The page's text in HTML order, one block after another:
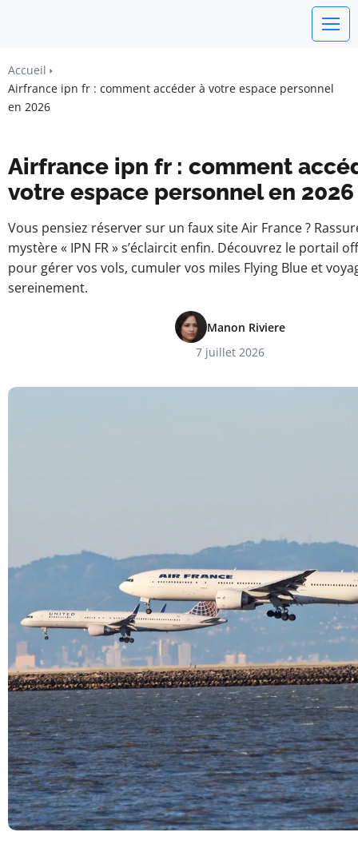
BUSINESS INSIGHTS FOR FRANCE
Accueil
Airfrance ipn fr : comment accéder à votre espace personnel
en 2026
Airfrance ipn fr : comment
votre espace personnel en 2026
Vous pensiez réserver sur un faux site Air France ?
mystère « IPN FR » s’éclaircit enfin. Découvrez le portail
pour gérer vos vols, cumuler vos miles Flying Blue et
sereinement.
Manon Riviere
7 juillet 2026